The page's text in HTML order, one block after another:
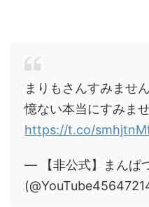
まりもさんすみませ
憶ない本当にすみませ
https://t.co/
— 【非公式】まんぱ